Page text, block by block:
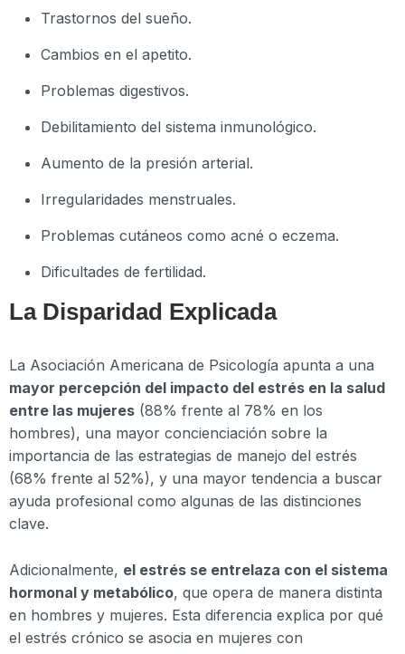
Trastornos del sueño.
Cambios en el apetito.
Problemas digestivos.
Debilitamiento del sistema inmunológico.
Aumento de la presión arterial.
Irregularidades menstruales.
Problemas cutáneos como acné o eczema.
Dificultades de fertilidad.
La Disparidad Explicada
La Asociación Americana de Psicología apunta a una
mayor percepción del impacto del estrés en la salud
entre las mujeres (88% frente al 78% en los
hombres), una mayor concienciación sobre la
importancia de las estrategias de manejo del estrés
(68% frente al 52%), y una mayor tendencia a buscar
ayuda profesional como algunas de las distinciones
clave.
Adicionalmente, el estrés se entrelaza con el sistema
hormonal y metabólico, que opera de manera distinta
en hombres y mujeres. Esta diferencia explica por qué
el estrés crónico se asocia en mujeres con